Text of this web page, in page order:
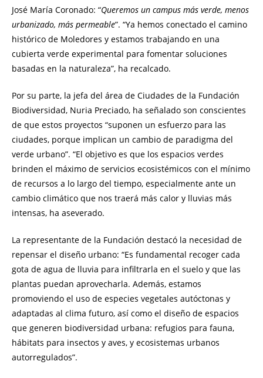
José María Coronado: “Queremos un campus más verde, menos
urbanizado, más permeable”. “Ya hemos conectado el camino
histórico de Moledores y estamos trabajando en una
cubierta verde experimental para fomentar soluciones
basadas en la naturaleza”, ha recalcado.
Por su parte, la jefa del área de Ciudades de la Fundación
Biodiversidad, Nuria Preciado, ha señalado son conscientes
de que estos proyectos “suponen un esfuerzo para las
ciudades, porque implican un cambio de paradigma del
verde urbano”. “El objetivo es que los espacios verdes
brinden el máximo de servicios ecosistémicos con el mínimo
de recursos a lo largo del tiempo, especialmente ante un
cambio climático que nos traerá más calor y lluvias más
intensas, ha aseverado.
La representante de la Fundación destacó la necesidad de
repensar el diseño urbano: “Es fundamental recoger cada
gota de agua de lluvia para infiltrarla en el suelo y que las
plantas puedan aprovecharla. Además, estamos
promoviendo el uso de especies vegetales autóctonas y
adaptadas al clima futuro, así como el diseño de espacios
que generen biodiversidad urbana: refugios para fauna,
hábitats para insectos y aves, y ecosistemas urbanos
autorregulados”.